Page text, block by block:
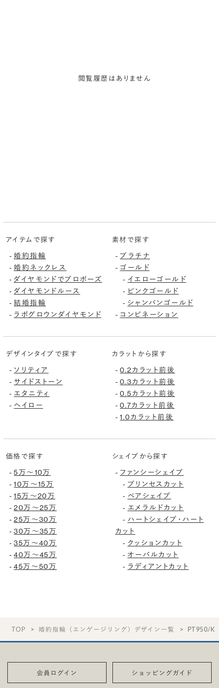
閲覧履歴はありません
アイテムで探す
-婚約指輪
-婚約ネックレス
-ダイヤモンドでプロポーズ
-ダイヤモンドルース
-結婚指輪
- ラボグロウンダイヤモンド
素材で探す
- プラチナ
- ゴールド
- イエローゴールド
- ピンクゴールド
- シャンパンゴールド
- コンビネーション
デザインタイプで探す
- ソリティア
- サイドストーン
- エタニティ
- ヘイロー
カラットから探す
-0.2カラット前後
-0.3カラット前後
-0.5カラット前後
-0.7カラット前後
-1.0カラット前後
価格で探す
-5万〜10万
-10万〜15万
-15万〜20万
-20万〜25万
-25万〜30万
-30万〜35万
-35万〜40万
-40万〜45万
-45万〜50万
シェイプから探す
- ファンシーシェイプ
- プリンセスカット
- ペアシェイプ
- エメラルドカット
- ハートシェイプ・ハート
カット
- クッションカット
- オーバルカット
- ラディアントカット
TOP 婚約指輪（エンゲージリング）デザイン一覧 PT950/
会員ログイン ショッピングガイド